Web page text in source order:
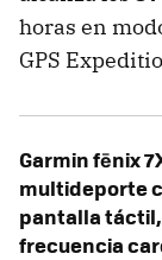
horas en
GPS
Garmin fēnix
multideporte
pantalla táctil,
frecuencia